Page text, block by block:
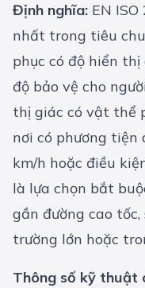
Định nghĩa: EN
nhất trong tiêu
phục có độ hiển thị
độ bảo vệ cho
thị giác có vật thể
nơi có phương tiện
km/h hoặc điều
là lựa chọn bắt
gần đường cao tốc,
trường lớn hoặc
Thông số kỹ thuật